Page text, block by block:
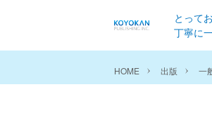
とって
丁寧に
HOME 出版 一